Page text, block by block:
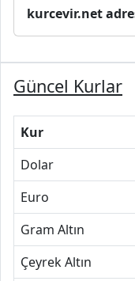
kurcevir.net
Güncel Kurlar
Kur
Dolar
Euro
Gram Altın
Çeyrek Altın